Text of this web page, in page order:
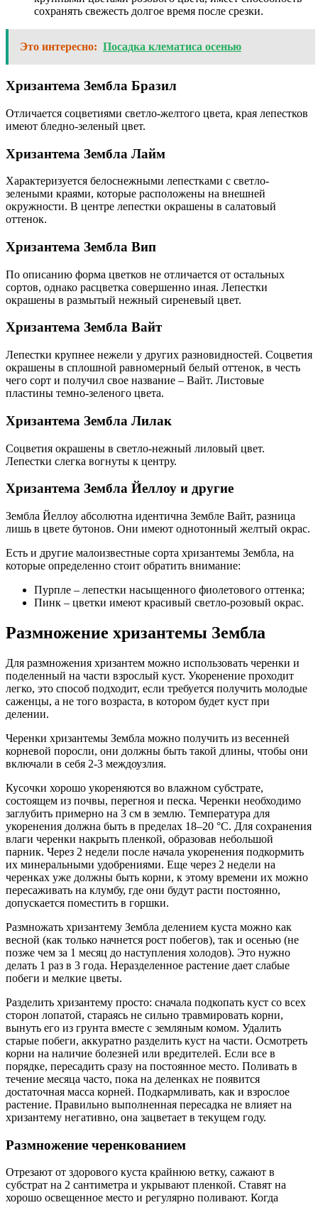
сохранять свежесть долгое время после срезки.
Это интересно: Посадка клематиса осенью
Хризантема Зембла Бразил
Отличается соцветиями светло-желтого цвета, края лепестков
имеют бледно-зеленый цвет.
Хризантема Зембла Лайм
Характеризуется белоснежными лепестками с светло-
зелеными краями, которые расположены на внешней
окружности. В центре лепестки окрашены в салатовый
оттенок.
Хризантема Зембла Вип
По описанию форма цветков не отличается от остальных
сортов, однако расцветка совершенно иная. Лепестки
окрашены в размытый нежный сиреневый цвет.
Хризантема Зембла Вайт
Лепестки крупнее нежели у других разновидностей. Соцветия
окрашены в сплошной равномерный белый оттенок, в честь
чего сорт и получил свое название – Вайт. Листовые
пластины темно-зеленого цвета.
Хризантема Зембла Лилак
Соцветия окрашены в светло-нежный лиловый цвет.
Лепестки слегка вогнуты к центру.
Хризантема Зембла Йеллоу и другие
Зембла Йеллоу абсолютна идентична Зембле Вайт, разница
лишь в цвете бутонов. Они имеют однотонный желтый окрас.
Есть и другие малоизвестные сорта хризантемы Зембла, на
которые определенно стоит обратить внимание:
Пурпле – лепестки насыщенного фиолетового оттенка;
Пинк – цветки имеют красивый светло-розовый окрас.
Размножение хризантемы Зембла
Для размножения хризантем можно использовать черенки и
поделенный на части взрослый куст. Укоренение проходит
легко, это способ подходит, если требуется получить молодые
саженцы, а не того возраста, в котором будет куст при
делении.
Черенки хризантемы Зембла можно получить из весенней
корневой поросли, они должны быть такой длины, чтобы они
включали в себя 2-3 междоузлия.
Кусочки хорошо укореняются во влажном субстрате,
состоящем из почвы, перегноя и песка. Черенки необходимо
заглубить примерно на 3 см в землю. Температура для
укоренения должна быть в пределах 18–20 °C. Для сохранения
влаги черенки накрыть пленкой, образовав небольшой
парник. Через 2 недели после начала укоренения подкормить
их минеральными удобрениями. Еще через 2 недели на
черенках уже должны быть корни, к этому времени их можно
пересаживать на клумбу, где они будут расти постоянно,
допускается поместить в горшки.
Размножать хризантему Зембла делением куста можно как
весной (как только начнется рост побегов), так и осенью (не
позже чем за 1 месяц до наступления холодов). Это нужно
делать 1 раз в 3 года. Неразделенное растение дает слабые
побеги и мелкие цветы.
Разделить хризантему просто: сначала подкопать куст со всех
сторон лопатой, стараясь не сильно травмировать корни,
вынуть его из грунта вместе с земляным комом. Удалить
старые побеги, аккуратно разделить куст на части. Осмотреть
корни на наличие болезней или вредителей. Если все в
порядке, пересадить сразу на постоянное место. Поливать в
течение месяца часто, пока на деленках не появится
достаточная масса корней. Подкармливать, как и взрослое
растение. Правильно выполненная пересадка не влияет на
хризантему негативно, она зацветает в текущем году.
Размножение черенкованием
Отрезают от здорового куста крайнюю ветку, сажают в
субстрат на 2 сантиметра и укрывают пленкой. Ставят на
хорошо освещенное место и регулярно поливают. Когда